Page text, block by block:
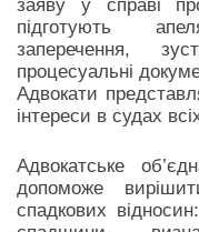
заяву у справі
підготують
заперечення,
процесуальні
Адвокати
інтереси в судах
Адвокатське
допоможе
спадкових